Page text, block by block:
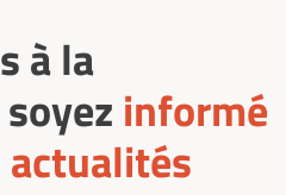
à la
informé